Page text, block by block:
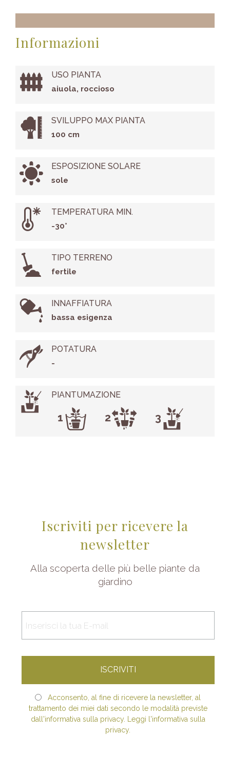
Informazioni
USO PIANTA
aiuola, roccioso
SVILUPPO MAX PIANTA
100 cm
ESPOSIZIONE SOLARE
sole
TEMPERATURA MIN.
-30°
TIPO TERRENO
fertile
INNAFFIATURA
bassa esigenza
POTATURA
-
PIANTUMAZIONE
Iscriviti per ricevere la
newsletter
Alla scoperta delle più belle piante da
giardino
Acconsento, al fine di ricevere la newsletter, al
trattamento dei miei dati secondo le modalità previste
dall'informativa sulla privacy. Leggi l'informativa sulla
privacy.